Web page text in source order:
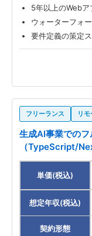
5年以上のWebア
ウォーターフォ
要件定義の策定
フリーランス リ
生成AI事業での
（TypeScript/
単価(税込)
想定年収(税込)
契約形態